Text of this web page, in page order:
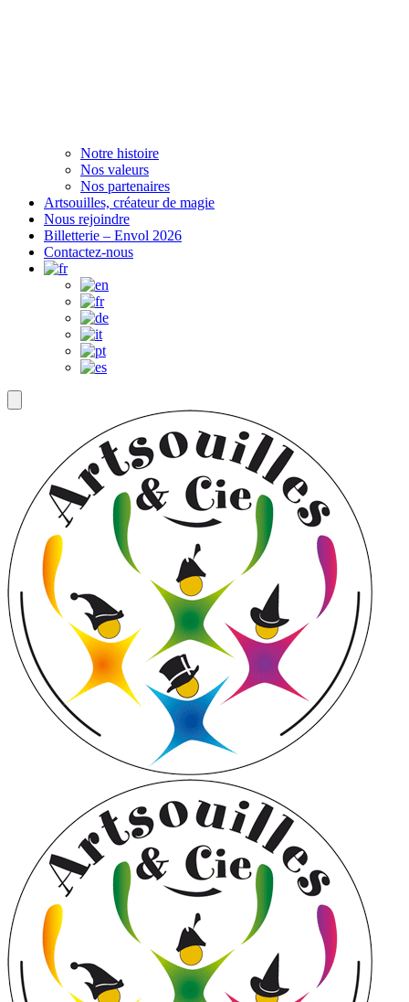
Notre histoire
Nos valeurs
Nos partenaires
Artsouilles, créateur de magie
Nous rejoindre
Billetterie – Envol 2026
Contactez-nous